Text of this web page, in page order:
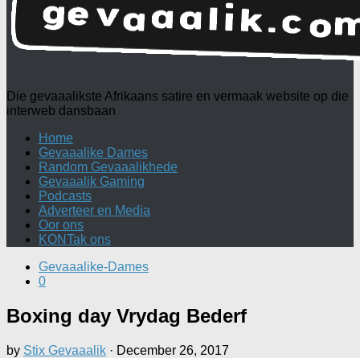
Die gevaaalikste Afrikaans satire en vermaak website op die
interweb dansbaan
Home
Gevaaalike Dames
Random Gevaaalikhede
Gevaaalik Gaming
Podcasts
Adverteer en Media
Oor ons
KONTak ons
Gevaaalike-Dames
0
Boxing day Vrydag Bederf
by Stix Gevaaalik · December 26, 2017